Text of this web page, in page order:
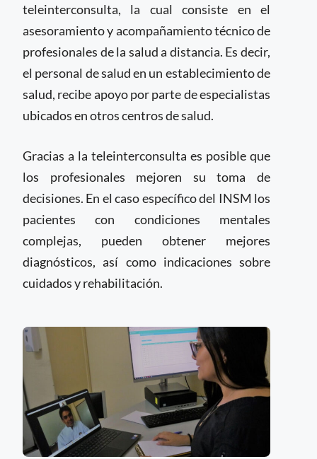
teleinterconsulta, la cual consiste en el
asesoramiento y acompañamiento técnico de
profesionales de la salud a distancia. Es decir,
el personal de salud en un establecimiento de
salud, recibe apoyo por parte de especialistas
ubicados en otros centros de salud.
Gracias a la teleinterconsulta es posible que
los profesionales mejoren su toma de
decisiones. En el caso específico del INSM los
pacientes con condiciones mentales
complejas, pueden obtener mejores
diagnósticos, así como indicaciones sobre
cuidados y rehabilitación.